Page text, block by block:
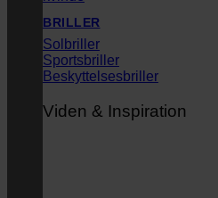
BRILLER
Solbriller
Sportsbriller
Beskyttelsesbriller
Viden & Inspiration